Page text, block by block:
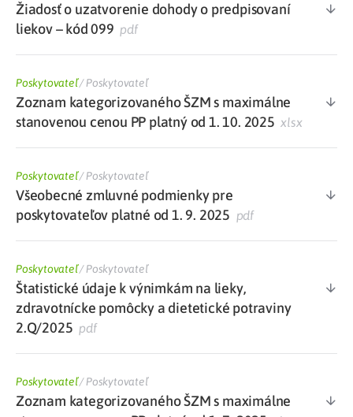
Žiadosť o uzatvorenie dohody o predpisovaní
liekov – kód 099 pdf
Poskytovateľ/Poskytovateľ
Zoznam kategorizovaného ŠZM s maximálne
stanovenou cenou PP platný od 1. 10. 2025 xlsx
Poskytovateľ/Poskytovateľ
Všeobecné zmluvné podmienky pre
poskytovateľov platné od 1. 9. 2025 pdf
Poskytovateľ/Poskytovateľ
Štatistické údaje k výnimkám na lieky,
zdravotnícke pomôcky a dietetické potraviny
2.Q/2025 pdf
Poskytovateľ/Poskytovateľ
Zoznam kategorizovaného ŠZM s maximálne